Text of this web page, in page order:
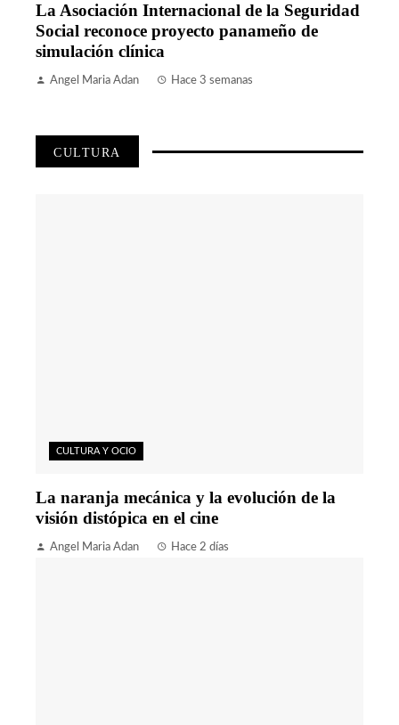
La Asociación Internacional de la Seguridad
Social reconoce proyecto panameño de
simulación clínica
Angel Maria Adan Hace 3 semanas
CULTURA
CULTURA Y OCIO
La naranja mecánica y la evolución de la
visión distópica en el cine
Angel Maria Adan Hace 2 días